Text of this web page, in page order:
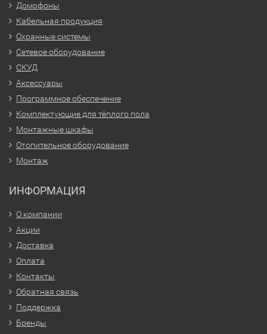
Домофоны
Кабельная продукция
Охранные системы
Сетевое оборудование
СКУД
Аксессуары
Программное обеспечение
Комплектующие для тёплого пола
Монтажные шкафы
Отопительное оборудование
Монтаж
ИНФОРМАЦИЯ
О компании
Акции
Доставка
Оплата
Контакты
Обратная связь
Поддержка
Бренды